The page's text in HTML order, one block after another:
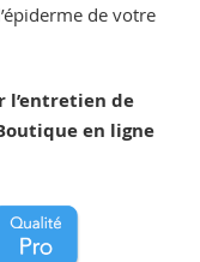
de votre
l’entretien de
en ligne